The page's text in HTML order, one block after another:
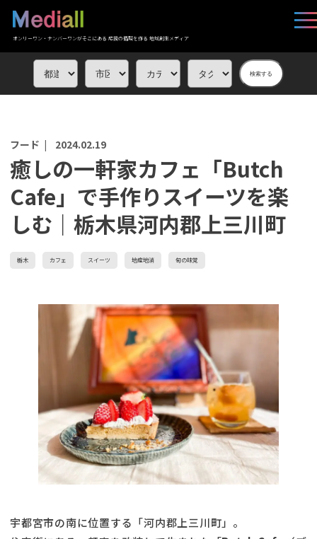
オンリーワン・ナンバーワンがそこにある 応援の循環を作る 地域創生メディア
検索する
フード | 2024.02.19
癒しの一軒家カフェ「Butch
Cafe」で手作りスイーツを楽
しむ｜栃木県河内郡上三川町
栃木 カフェ スイーツ 地産地消 旬の味覚
宇都宮市の南に位置する「河内郡上三川町」。